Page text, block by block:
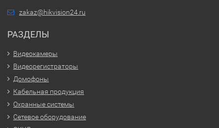
zakaz@hikvision24.ru
РАЗДЕЛЫ
Видеокамеры
Видеорегистраторы
Домофоны
Кабельная продукция
Охранные системы
Сетевое оборудование